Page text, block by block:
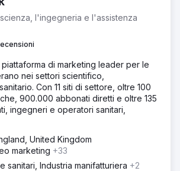
l'ingegneria e l'assistenza
di marketing leader per le
nei settori scientifico,
Con 11 siti di settore, oltre 100
900.000 abbonati diretti e oltre 135
ingegneri e operatori sanitari,
United Kingdom
marketing +33
sanitari, Industria manifatturiera +2